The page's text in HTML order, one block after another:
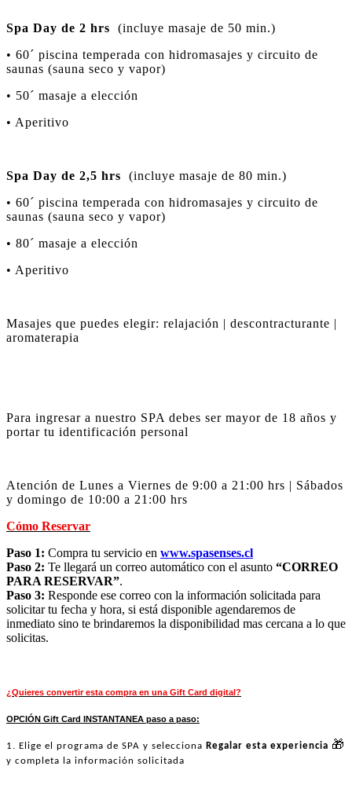
Spa Day de 2 hrs (incluye masaje de 50 min.)
• 60´ piscina temperada con hidromasajes y circuito de
saunas (sauna seco y vapor)
• 50´ masaje a elección
• Aperitivo
Spa Day de 2,5 hrs (incluye masaje de 80 min.)
• 60´ piscina temperada con hidromasajes y circuito de
saunas (sauna seco y vapor)
• 80´ masaje a elección
• Aperitivo
Masajes que puedes elegir: relajación | descontracturante |
aromaterapia
Para ingresar a nuestro SPA debes ser mayor de 18 años y
portar tu identificación personal
Atención de Lunes a Viernes de 9:00 a 21:00 hrs | Sábados
y domingo de 10:00 a 21:00 hrs
Cómo Reservar
Paso 1: Compra tu servicio en www.spasenses.cl
Paso 2: Te llegará un correo automático con el asunto “CORREO
PARA RESERVAR”.
Paso 3: Responde ese correo con la información solicitada para
solicitar tu fecha y hora, si está disponible agendaremos de
inmediato sino te brindaremos la disponibilidad mas cercana a lo que
solicitas.
¿Quieres convertir esta compra en una Gift Card digital?
OPCIÓN Gift Card INSTANTANEA paso a paso:
1. Elige el programa de SPA y selecciona Regalar esta experiencia 🎁
y completa la información solicitada